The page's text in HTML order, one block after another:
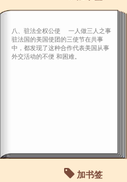
八、驻法全权公使 一人做三人之事
驻法国的美国使团的三使节在共事
中，都发现了这种合作代表美国从事
外交活动的不便 和困难。
加书签